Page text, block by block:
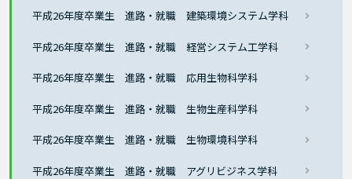
平成26年度卒業生 進路・就職 建築環境システム学科
平成26年度卒業生 進路・就職 経営システム工学科
平成26年度卒業生 進路・就職 応用生物科学科
平成26年度卒業生 進路・就職 生物生産科学科
平成26年度卒業生 進路・就職 生物環境科学科
平成26年度卒業生 進路・就職 アグリビジネス学科